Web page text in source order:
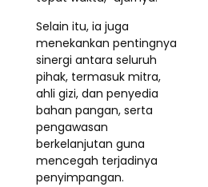
Selain itu, ia juga
menekankan pentingnya
sinergi antara seluruh
pihak, termasuk mitra,
ahli gizi, dan penyedia
bahan pangan, serta
pengawasan
berkelanjutan guna
mencegah terjadinya
penyimpangan.